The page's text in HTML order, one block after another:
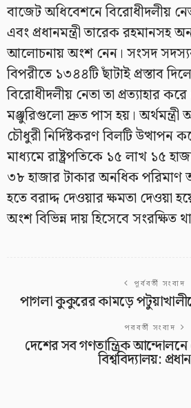
বাজেট অধিবেশনে বিরোধীদলীয়
এবং প্রধানমন্ত্রী তারেক রহমানসহ
আলোচনায় অংশ নেন। সংসদ
বিপরীতে ১৩৪৪টি ছাঁটাই প্রস্তাব
বিরোধীদলীয় নেতা তা প্রত্যাহার
মঞ্জুরিগুলো দ্রুত পাস হয়।
চৌধুরী নির্দিষ্টকরণ বিলটি উত্থাপন
মাধ্যমে রাষ্ট্রপতিকে ১৫ লাখ ১৫
৩৮ হাজার টাকার অনধিক পরিমাণ
হতে বরাদ্দ দেওয়ার ক্ষমতা দেওয়া
অংশ বিভিন্ন দায় হিসেবে সংরক্ষিত
পূর্ববর্তী সংবাদ
পাগলা কুকুরের কামড়ে
পরবর্তী সংবাদ
দেশের সব গণতান্ত্রিক আন্দোলনে
বিশ্ববিদ্যালয়: